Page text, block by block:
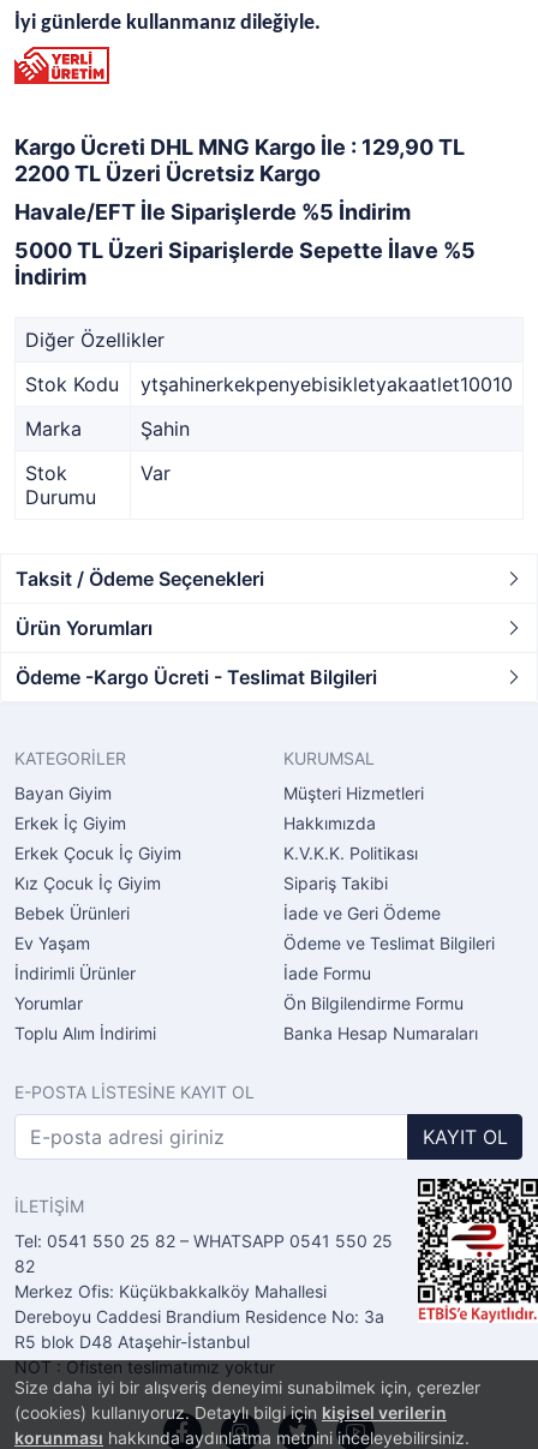
Size daha iyi bir alışveriş deneyimi sunabilmek için, çerezler
(cookies) kullanıyoruz. Detaylı bilgi için kişisel verilerin
korunması hakkında aydınlatma metnini inceleyebilirsiniz.
İyi günlerde kullanmanız dileğiyle.
Kargo Ücreti DHL MNG Kargo İle : 129,90 TL
2200 TL Üzeri Ücretsiz Kargo
Havale/EFT İle Siparişlerde %5 İndirim
5000 TL Üzeri Siparişlerde Sepette İlave %5
İndirim
Diğer Özellikler
Stok Kodu
ytşahinerkekpenyebisikletyakaatlet10010
Marka
Şahin
Stok
Durumu
Var
Taksit / Ödeme Seçenekleri
Ürün Yorumları
Ödeme -Kargo Ücreti - Teslimat Bilgileri
KATEGORİLER
Bayan Giyim
Erkek İç Giyim
Erkek Çocuk İç Giyim
Kız Çocuk İç Giyim
Bebek Ürünleri
Ev Yaşam
İndirimli Ürünler
Yorumlar
Toplu Alım İndirimi
KURUMSAL
Müşteri Hizmetleri
Hakkımızda
K.V.K.K. Politikası
Sipariş Takibi
İade ve Geri Ödeme
Ödeme ve Teslimat Bilgileri
İade Formu
Ön Bilgilendirme Formu
Banka Hesap Numaraları
E-POSTA LİSTESİNE KAYIT OL
KAYIT OL
İLETİŞİM
Tel: 0541 550 25 82 – WHATSAPP 0541 550 25
82
Merkez Ofis: Küçükbakkalköy Mahallesi
Dereboyu Caddesi Brandium Residence No: 3a
R5 blok D48 Ataşehir-İstanbul
NOT : Ofisten teslimatımız yoktur